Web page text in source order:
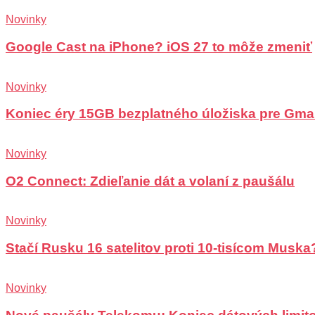
Novinky
Google Cast na iPhone? iOS 27 to môže zmeniť
Novinky
Koniec éry 15GB bezplatného úložiska pre
Novinky
O2 Connect: Zdieľanie dát a volaní z paušálu
Novinky
Stačí Rusku 16 satelitov proti 10-tisícom
Novinky